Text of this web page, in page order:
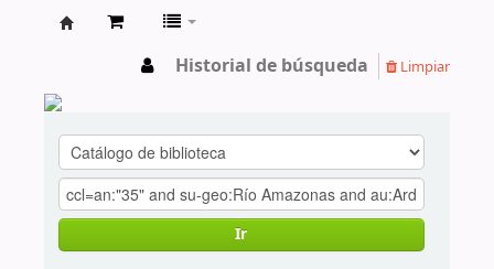
Historial de búsqueda Limpiar
Ir